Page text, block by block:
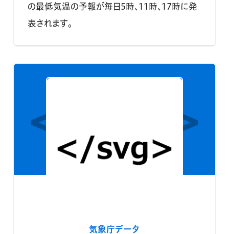
の最低気温の予報が毎日5時、11時、17時に発
表されます。
気象庁データ